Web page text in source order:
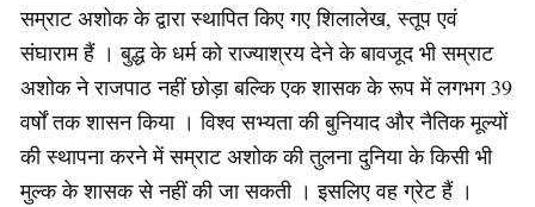
सम्राट अशोक के द्वारा स्थापित किए गए शिलालेख, स्तूप एवं
संघाराम हैं । बुद्ध के धर्म को राज्याश्रय देने के बावजूद भी सम्राट
अशोक ने राजपाठ नहीं छोड़ा बल्कि एक शासक के रूप में लगभग 39
वर्षों तक शासन किया । विश्व सभ्यता की बुनियाद और नैतिक मूल्यों
की स्थापना करने में सम्राट अशोक की तुलना दुनिया के किसी भी
मुल्क के शासक से नहीं की जा सकती । इसलिए वह ग्रेट हैं ।